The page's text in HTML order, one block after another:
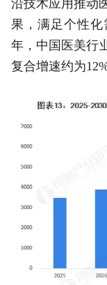
沿技术应用推动
果，满足个性化
年，中国医美行
复合增速约为12%